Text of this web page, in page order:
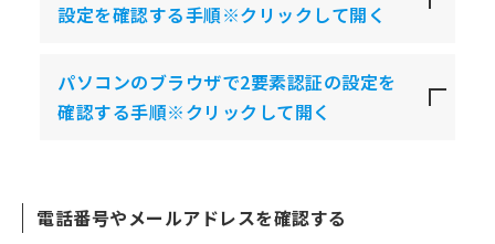
設定を確認する手順※クリックして開く
パソコンのブラウザで2要素認証の設定を
確認する手順※クリックして開く
電話番号やメールアドレスを確認する